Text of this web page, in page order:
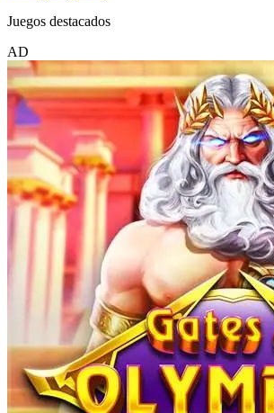
Juegos destacados
AD